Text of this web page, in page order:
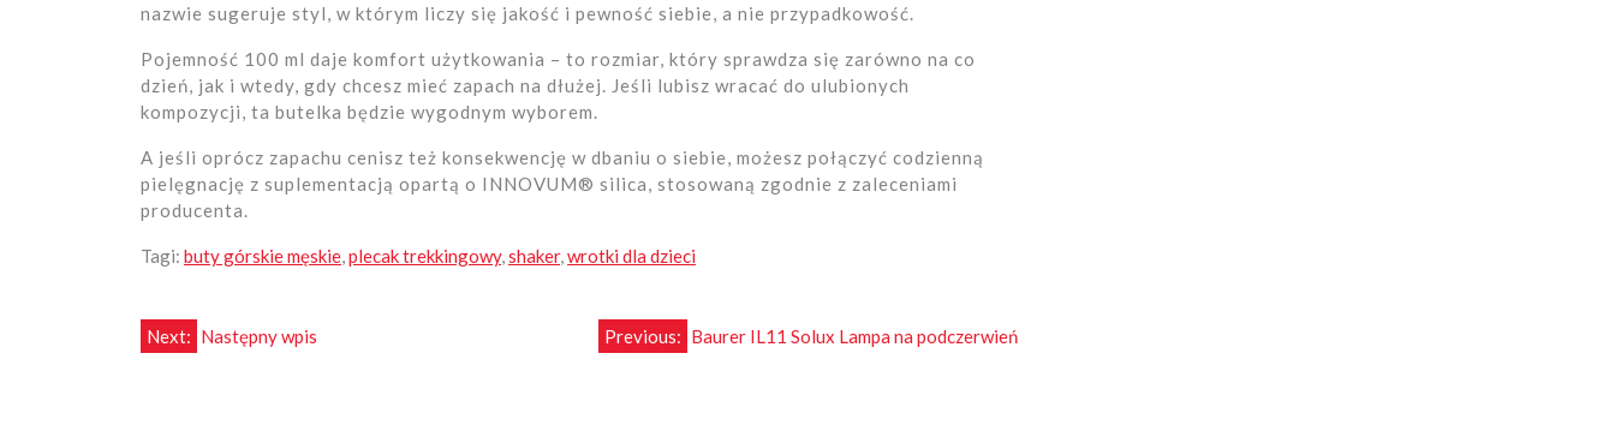
nazwie sugeruje styl, w którym liczy się jakość i pewność siebie, a nie przypadkowość.
Pojemność 100 ml daje komfort użytkowania – to rozmiar, który sprawdza się zarówno na co
dzień, jak i wtedy, gdy chcesz mieć zapach na dłużej. Jeśli lubisz wracać do ulubionych
kompozycji, ta butelka będzie wygodnym wyborem.
A jeśli oprócz zapachu cenisz też konsekwencję w dbaniu o siebie, możesz połączyć codzienną
pielęgnację z suplementacją opartą o INNOVUM® silica, stosowaną zgodnie z zaleceniami
producenta.
Tagi: buty górskie męskie,plecak trekkingowy,shaker,wrotki dla dzieci
Nawigacja
Previous: Baurer IL11 Solux Lampa na podczerwień
Next: Następny wpis